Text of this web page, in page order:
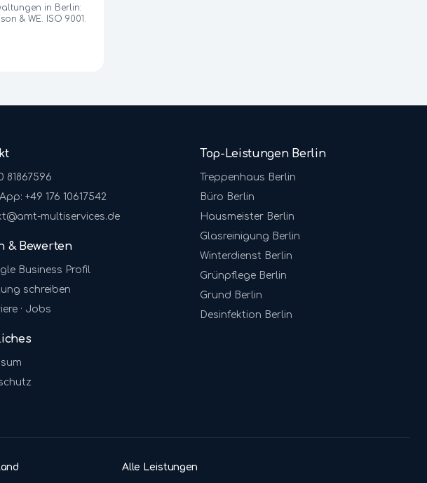
in Berlin:
& WE. ISO 9001.
81867596
+49 176 10617542
multiservices.de
& Bewerten
Business Profil
schreiben
· Jobs
Top-Leistungen Berlin
Treppenhaus Berlin
Büro Berlin
Hausmeister Berlin
Glasreinigung Berlin
Winterdienst Berlin
Grünpflege Berlin
Grund Berlin
Desinfektion Berlin
Alle Leistungen